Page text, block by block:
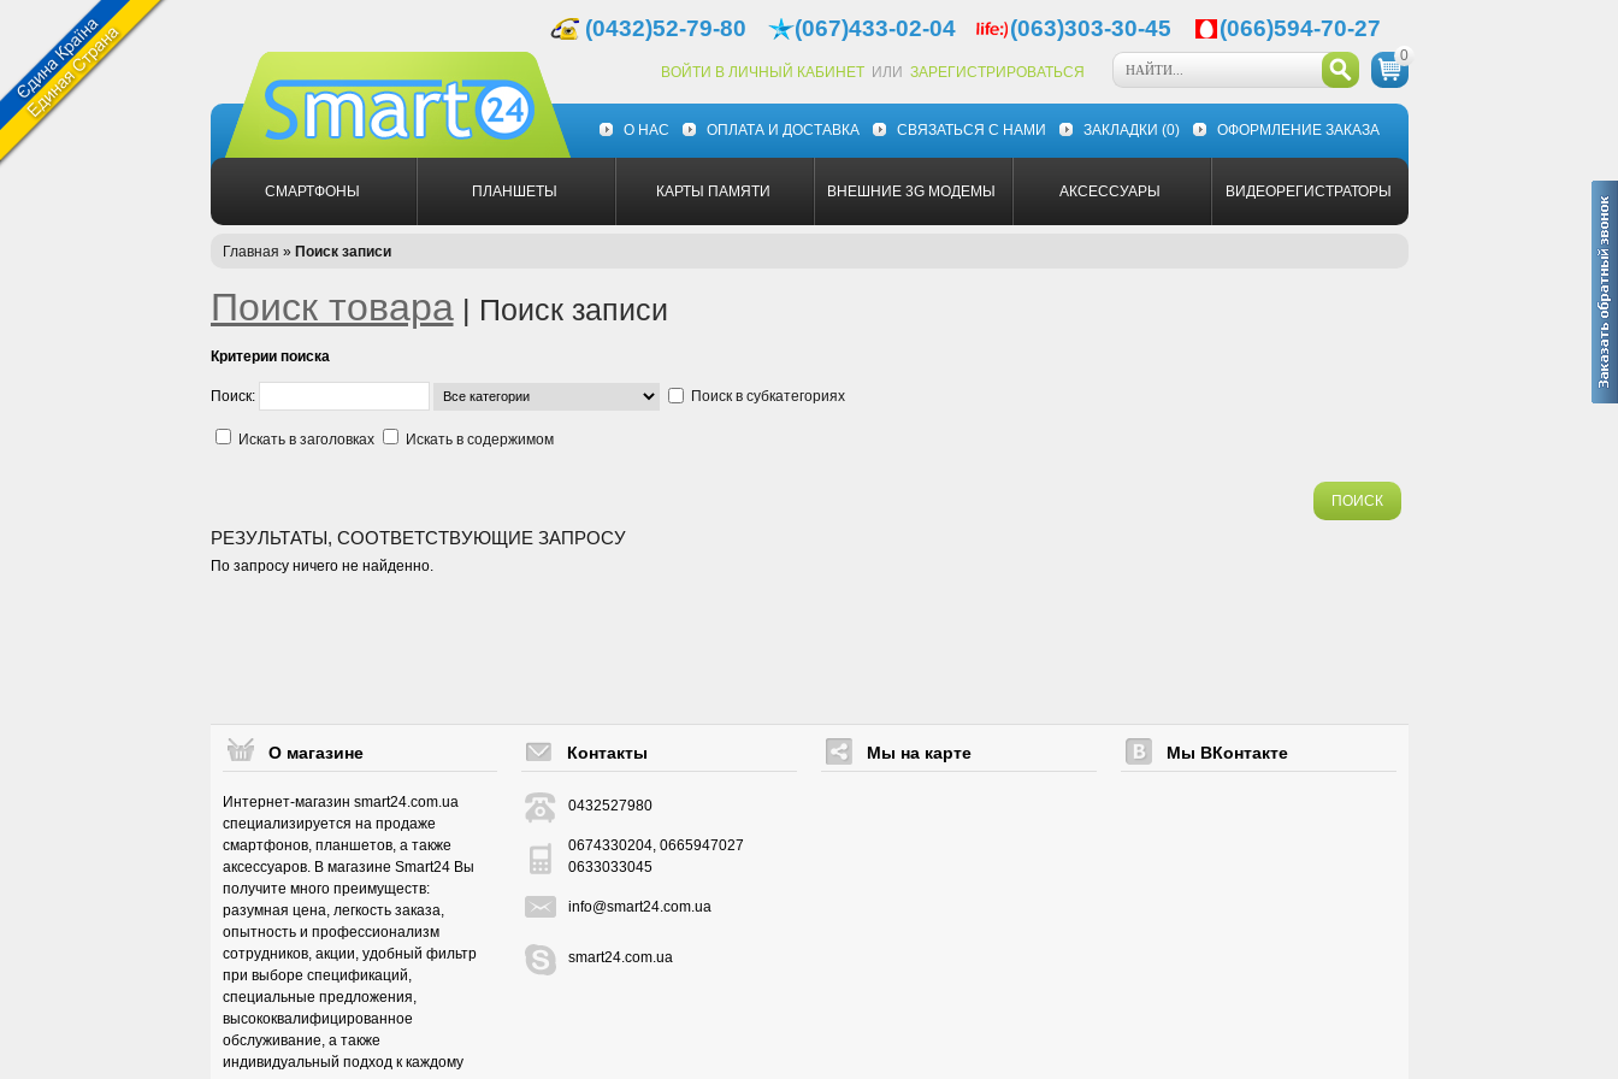
(0432)52-79-80 (067)433-02-04 (063)303-30-45 (066)594-70-27
0
ВОЙТИ В ЛИЧНЫЙ КАБИНЕТ
ИЛИ ЗАРЕГИСТРИРОВАТЬСЯ
О НАС ОПЛАТА И ДОСТАВКА СВЯЗАТЬСЯ С НАМИ ЗАКЛАДКИ (0) ОФОРМЛЕНИЕ ЗАКАЗА
СМАРТФОНЫ ПЛАНШЕТЫ КАРТЫ ПАМЯТИ ВНЕШНИЕ 3G МОДЕМЫ АКСЕССУАРЫ ВИДЕОРЕГИСТРАТОРЫ
Главная » Поиск записи
Поиск товара| Поиск записи
Критерии поиска
Поиск: Поиск в субкатегориях
Искать в заголовках Искать в содержимом
ПОИСК
РЕЗУЛЬТАТЫ, СООТВЕТСТВУЮЩИЕ ЗАПРОСУ
По запросу ничего не найденно.
О магазине
Интернет-магазин smart24.com.ua
специализируется на продаже
смартфонов, планшетов, а также
аксессуаров. В магазине Smart24 Вы
получите много преимуществ:
разумная цена, легкость заказа,
опытность и профессионализм
сотрудников, акции, удобный фильтр
при выборе спецификаций,
специальные предложения,
высококвалифицированное
обслуживание, а также
индивидуальный подход к каждому
Контакты
0432527980
0674330204, 0665947027
0633033045
info@smart24.com.ua
smart24.com.ua
Мы на карте Мы ВКонтакте